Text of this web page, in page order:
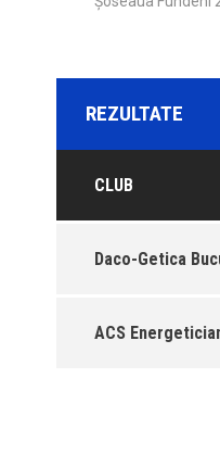
REZULTATE
CLUB
Daco-Getica
ACS